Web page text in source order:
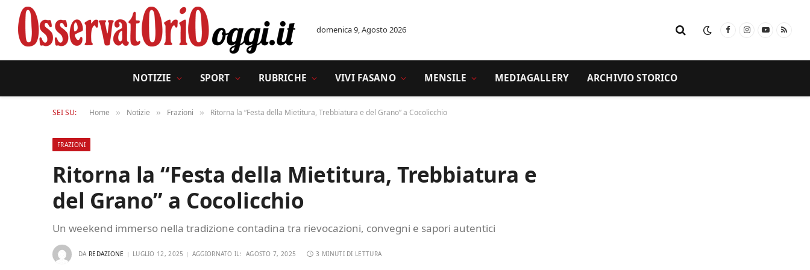
domenica 9, Agosto 2026 FacebookInstagram
YouTube
RSS
NOTIZIE SPORT RUBRICHE VIVI FASANO MENSILE MEDIAGALLERY ARCHIVIO STORICO
SEI SU: Home » Notizie » Frazioni » Ritorna la “Festa della Mietitura, Trebbiatura e del Grano” a Cocolicchio
FRAZIONI
Ritorna la “Festa della Mietitura, Trebbiatura e
del Grano” a Cocolicchio
Un weekend immerso nella tradizione contadina tra rievocazioni, convegni e sapori autentici
DA REDAZIONE LUGLIO 12, 2025 AGGIORNATO IL: AGOSTO 7, 2025 3 MINUTI DI LETTURA